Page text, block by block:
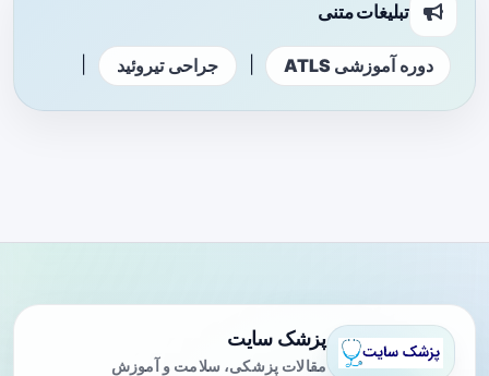
تبلیغات متنی
دوره آموزشی ATLS جراحی تیروئید
پزشک سایت
مقالات پزشکی، سلامت و آموزش